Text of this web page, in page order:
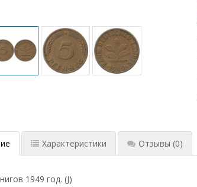
Характеристики Отзывы (0)
1949 год. (J)